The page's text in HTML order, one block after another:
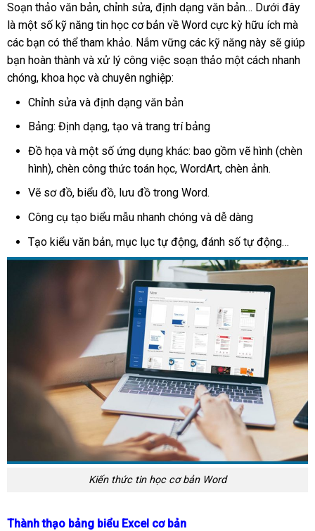
Soạn thảo văn bản, chỉnh sửa, định dạng văn bản… Dưới đây
là một số kỹ năng tin học cơ bản về Word cực kỳ hữu ích mà
các bạn có thể tham khảo. Nắm vững các kỹ năng này sẽ giúp
bạn hoàn thành và xử lý công việc soạn thảo một cách nhanh
chóng, khoa học và chuyên nghiệp:
Chỉnh sửa và định dạng văn bản
Bảng: Định dạng, tạo và trang trí bảng
Đồ họa và một số ứng dụng khác: bao gồm vẽ hình (chèn
hình), chèn công thức toán học, WordArt, chèn ảnh.
Vẽ sơ đồ, biểu đồ, lưu đồ trong Word.
Công cụ tạo biểu mẫu nhanh chóng và dễ dàng
Tạo kiểu văn bản, mục lục tự động, đánh số tự động…
Kiến thức tin học cơ bản Word
Thành thạo bảng biểu Excel cơ bản